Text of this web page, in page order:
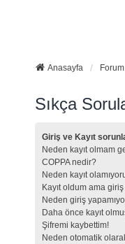
Anasayfa
Sıkça
Giriş ve Kayıt
Neden kayıt olmam
COPPA nedir?
Neden kayıt
Kayıt oldum ama
Neden giriş
Daha önce kayıt
Şifremi kaybettim!
Neden otomatik olarak